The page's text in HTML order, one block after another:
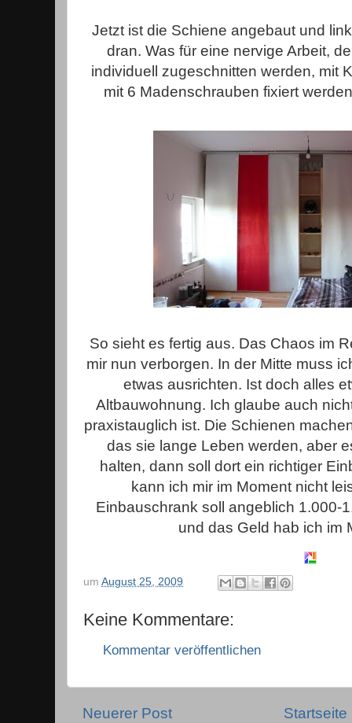
Jetzt ist die Schiene angebaut und
dran. Was für eine nervige Arbeit,
individuell zugeschnitten werden, mit
mit 6 Madenschrauben fixiert
So sieht es fertig aus. Das Chaos im
mir nun verborgen. In der Mitte muss
etwas ausrichten. Ist doch alles
Altbauwohnung. Ich glaube auch
praxistauglich ist. Die Schienen
das sie lange Leben werden, aber
halten, dann soll dort ein richtiger
kann ich mir im Moment nicht
Einbauschrank soll angeblich 1.000-
und das Geld hab ich im
um August 25, 2009
Keine Kommentare:
Kommentar veröffentlichen
Neuerer Post Startseite